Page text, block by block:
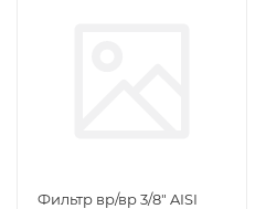
Фильтр вр/вр 3/8" AISI